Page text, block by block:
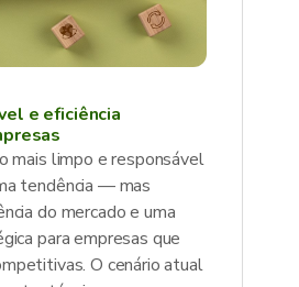
e eficiência
mais limpo e responsável
tendência — mas
do mercado e uma
para empresas que
O cenário atual